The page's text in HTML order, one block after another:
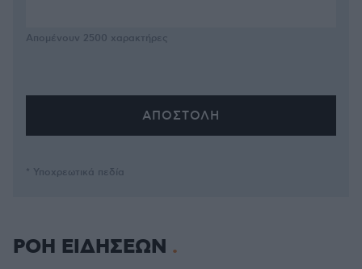
Απομένουν 2500 χαρακτήρες
* Υποχρεωτικά πεδία
ΡΟΗ ΕΙΔΗΣΕΩΝ